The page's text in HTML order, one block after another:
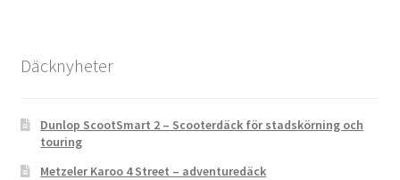
Däcknyheter
Dunlop ScootSmart 2 – Scooterdäck för stadskörning och
touring
Metzeler Karoo 4 Street – adventuredäck